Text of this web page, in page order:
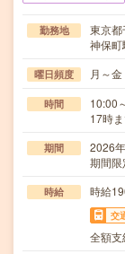
勤務地
東京
神保
曜日頻度 月～
時間
10:00
17時
期間
2026
期間
時給 時給
交
全額支